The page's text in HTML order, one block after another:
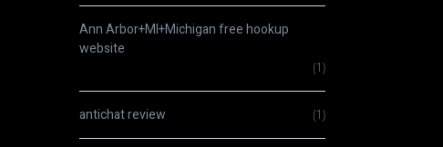
Ann Arbor+MI+Michigan free hookup
website
(1)
antichat review (1)